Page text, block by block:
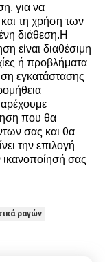
για να
και τη χρήση των
διάθεση.Η
είναι διαθέσιμη
ή προβλήματα
εγκατάστασης
που θα
σας και θα
την επιλογή
ικανοποίησή σας
ραγών